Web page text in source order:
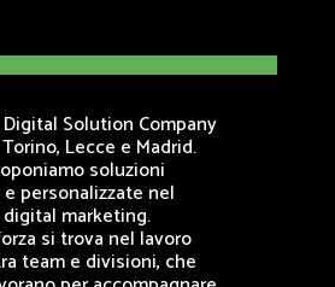
Solution Company
Lecce e Madrid.
soluzioni
personalizzate nel
marketing.
si trova nel lavoro
team e divisioni, che